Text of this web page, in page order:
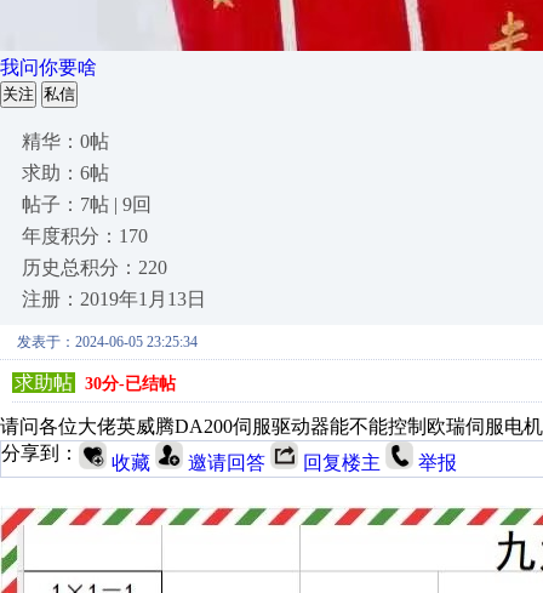
我问你要啥
关注 私信
精华：0帖
求助：6帖
帖子：7帖 | 9回
年度积分：170
历史总积分：220
注册：2019年1月13日
发表于：2024-06-05 23:25:34
求助帖 30分-已结帖
请问各位大佬英威腾DA200伺服驱动器能不能控制欧瑞伺服电
分享到：
收藏 邀请回答 回复楼主 举报